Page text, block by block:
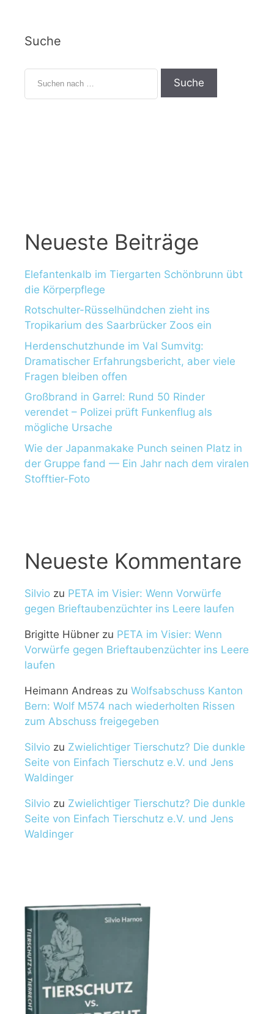
Suche
Neueste Beiträge
Elefantenkalb im Tiergarten Schönbrunn übt
die Körperpflege
Rotschulter-Rüsselhündchen zieht ins
Tropikarium des Saarbrücker Zoos ein
Herdenschutzhunde im Val Sumvitg:
Dramatischer Erfahrungsbericht, aber viele
Fragen bleiben offen
Großbrand in Garrel: Rund 50 Rinder
verendet – Polizei prüft Funkenflug als
mögliche Ursache
Wie der Japanmakake Punch seinen Platz in
der Gruppe fand — Ein Jahr nach dem viralen
Stofftier-Foto
Neueste Kommentare
Silvio zu PETA im Visier: Wenn Vorwürfe
gegen Brieftaubenzüchter ins Leere laufen
Brigitte Hübner zu PETA im Visier: Wenn
Vorwürfe gegen Brieftaubenzüchter ins Leere
laufen
Heimann Andreas zu Wolfsabschuss Kanton
Bern: Wolf M574 nach wiederholten Rissen
zum Abschuss freigegeben
Silvio zu Zwielichtiger Tierschutz? Die dunkle
Seite von Einfach Tierschutz e.V. und Jens
Waldinger
Silvio zu Zwielichtiger Tierschutz? Die dunkle
Seite von Einfach Tierschutz e.V. und Jens
Waldinger